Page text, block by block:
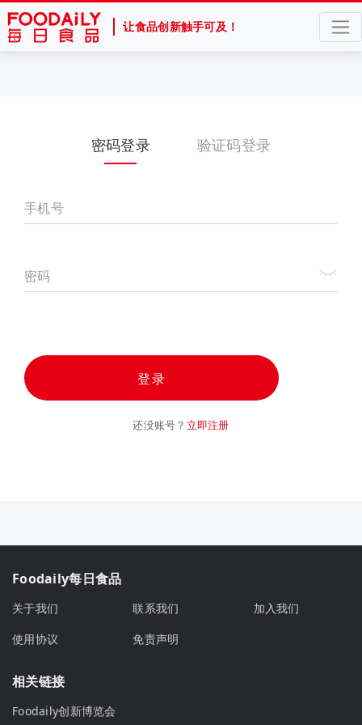
让食品创新触手可及！
密码登录 验证码登录
手机号
密码
登录
还没账号？ 立即注册
Foodaily每日食品
关于我们 联系我们
加入我们
使用协议
免责声明
相关链接
Foodaily创新博览会